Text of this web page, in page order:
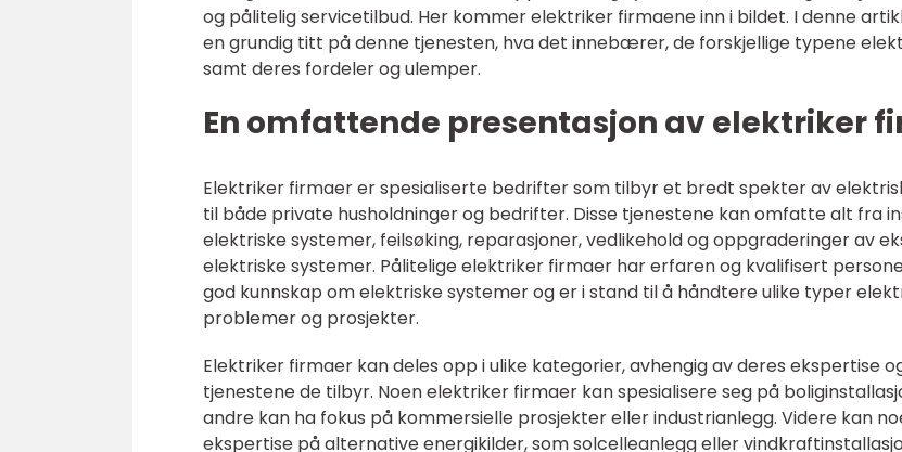
og pålitelig servicetilbud. Her kommer elektriker firmaene inn i bildet. I denne
en grundig titt på denne tjenesten, hva det innebærer, de forskjellige typene
samt deres fordeler og ulemper.
En omfattende presentasjon av elektriker
Elektriker firmaer er spesialiserte bedrifter som tilbyr et bredt spekter av
til både private husholdninger og bedrifter. Disse tjenestene kan omfatte alt fra
elektriske systemer, feilsøking, reparasjoner, vedlikehold og oppgraderinger av
elektriske systemer. Pålitelige elektriker firmaer har erfaren og kvalifisert
god kunnskap om elektriske systemer og er i stand til å håndtere ulike typer
problemer og prosjekter.
Elektriker firmaer kan deles opp i ulike kategorier, avhengig av deres ekspertise
tjenestene de tilbyr. Noen elektriker firmaer kan spesialisere seg på
andre kan ha fokus på kommersielle prosjekter eller industrianlegg. Videre kan
ekspertise på alternative energikilder, som solcelleanlegg eller